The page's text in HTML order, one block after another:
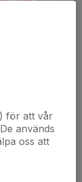
attköpa i
via
för att vår
används
oss att